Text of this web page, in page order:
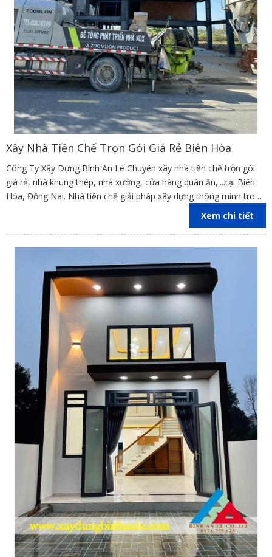
Xây Nhà Tiền Chế Trọn Gói Giá Rẻ Biên Hòa
Công Ty Xây Dựng Bình An Lê Chuyên xây nhà tiền chế trọn gói
giá rẻ, nhà khung thép, nhà xưởng, cửa hàng quán ăn,....tại Biên
Hòa, Đồng Nai. Nhà tiền chế giải pháp xây dựng thông minh trong
thời hiện đại hãy liên hệ chúng tôi để sở hữu bản thiết kế nhà tiền
Xem chi tiết